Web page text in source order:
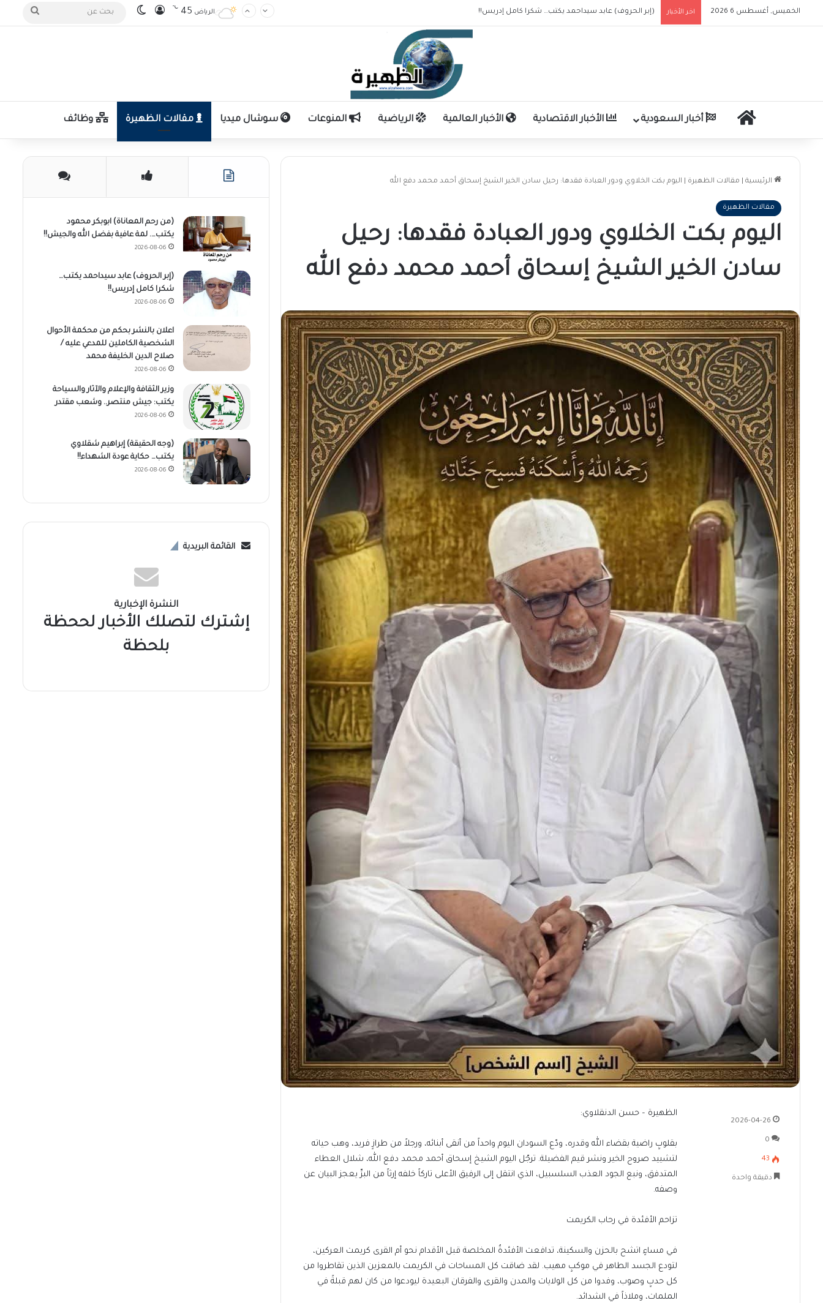
الخميس, أغسطس 6 2026 اخر الأخبار اعلان بالنشر بحكم من محكمة الأحوال الشخصية الكاملين للمدعي عليه / صلاح الدين الخليفة محمد الرياض 45
℃ تسجيل الدخول
الوضع المظلم بحث
الرئيسيةأخبار السعودية الأخبار الاقتصادية الأخبار العالمية الرياضية المنوعات سوشال ميديا مقالات الظهيرة وظائف
الرئيسية مقالات الظهيرة اليوم بكت الخلاوي ودور العبادة فقدها: رحيل سادن الخير الشيخ إسحاق أحمد محمد دفع الله
مقالات الظهيرة
اليوم بكت الخلاوي ودور العبادة فقدها: رحيل
سادن الخير الشيخ إسحاق أحمد محمد دفع الله
الظهيرة – حسن الدنقلاوي:
​بقلوبٍ راضية بقضاء الله وقدره، ودّع السودان اليوم واحداً من أنقى أبنائه، ورجلاً من طرازٍ فريد، وهب حياته
لتشييد صروح الخير ونشر قيم الفضيلة. ترجّل اليوم الشيخ إسحاق أحمد محمد دفع الله، شلال العطاء
المتدفق، ونبع الجود العذب السلسبيل، الذي انتقل إلى الرفيق الأعلى تاركاً خلفه إرثاً من البرِّ يعجز البيان عن
وصفه.
​تزاحم الأفئدة في رحاب الكريمت
​في مساءٍ اتشح بالحزن والسكينة، تدافعت الأفئدةُ المخلصة قبل الأقدام نحو أم القرى كريمت العركين،
لتودع الجسد الطاهر في موكبٍ مهيب. لقد ضاقت كل المساحات في الكريمت بالمعزين الذين تقاطروا من
كل حدبٍ وصوب، وفدوا من كل الولايات والمدن والقرى والفرقان البعيدة ليودعوا من كان لهم قبلةً في
الملمات، وملاذاً في الشدائد.
2026-04-26
0
43
دقيقة واحدة
(من رحم المعاناة) ابوبكر محمود
يكتب…. لمة عافية بفضل الله والجيش!!
2026-08-06
(إبر الحروف) عابد سيداحمد يكتب…
شكرا كامل إدريس!!
2026-08-06
اعلان بالنشر بحكم من محكمة الأحوال
الشخصية الكاملين للمدعي عليه /
صلاح الدين الخليفة محمد
2026-08-06
وزير الثقافة والإعلام والآثار والسياحة
يكتب: جيش منتصر.. وشعب مقتدر
2026-08-06
(وجه الحقيقة) إبراهيم شقلاوي
يكتب… حكاية عودة الشهداء!!
2026-08-06
القائمة البريدية
النشرة الإخبارية
إشترك لتصلك الأخبار لححظة
بلحظة